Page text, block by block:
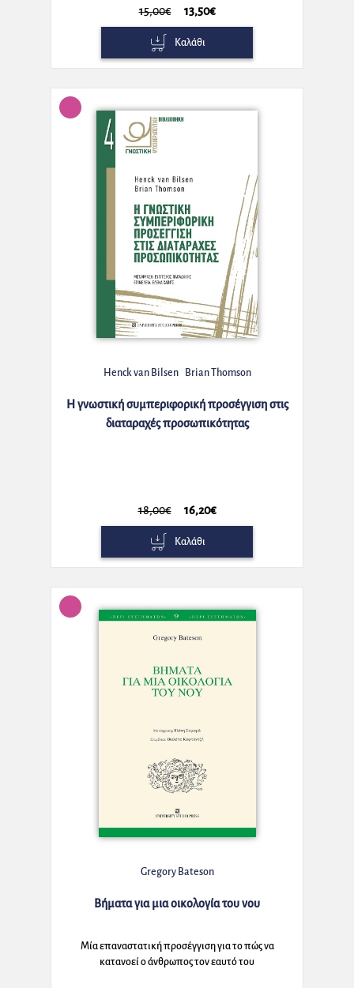
15,00€ 13,50€
Καλάθι
Henck van Bilsen Brian Thomson
Η γνωστική συμπεριφορική προσέγγιση στις
διαταραχές προσωπικότητας
18,00€ 16,20€
Καλάθι
Gregory Bateson
Βήματα για μια οικολογία του νου
Μία επαναστατική προσέγγιση για το πώς να
κατανοεί ο άνθρωπος τον εαυτό του